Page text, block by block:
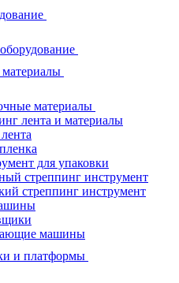
материалы
лента и материалы
для упаковки
стреппинг инструмент
стреппинг инструмент
машины
и платформы